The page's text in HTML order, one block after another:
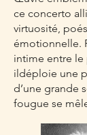
ce concerto
virtuosité,
émotionnelle.
intime entre le
ildéploie une
d’une grande
fougue se